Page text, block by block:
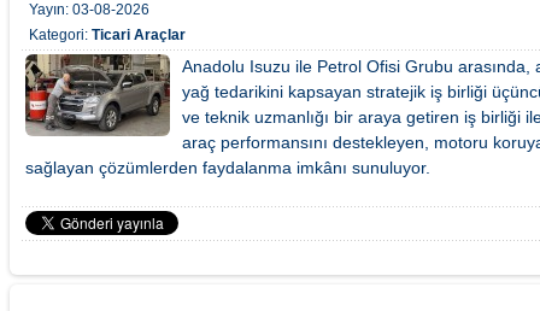
Yayın: 03-08-2026
Kategori: Ticari Araçlar
Anadolu Isuzu ile Petrol Ofisi Grubu arasında,
yağ tedarikini kapsayan stratejik iş birliği
ve teknik uzmanlığı bir araya getiren iş birliği
araç performansını destekleyen, motoru
sağlayan çözümlerden faydalanma imkânı sunuluyor.